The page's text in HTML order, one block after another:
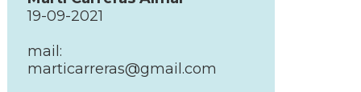
19-09-2021
mail:
marticarreras@gmail.com